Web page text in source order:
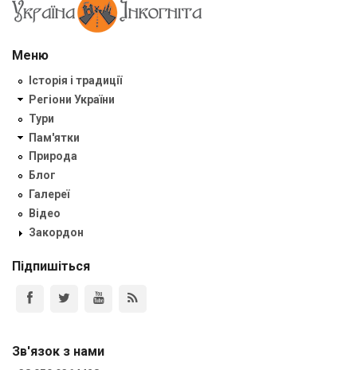
Меню
Історія і традиції
Регіони України
Тури
Пам'ятки
Природа
Блог
Галереї
Відео
Закордон
Підпишіться
Зв'язок з нами